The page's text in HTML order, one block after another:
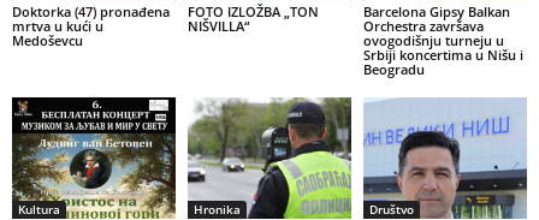
Doktorka (47) pronađena
mrtva u kući u
Medoševcu
FOTO IZLOŽBA „TON
NIŠVILLA“
Barcelona Gipsy Balkan
Orchestra završava
ovogodišnju turneju u
Srbiji koncertima u Nišu i
Beogradu
Kultura Hronika Društvo